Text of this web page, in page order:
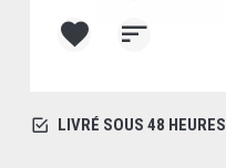
LIVRÉ SOUS 48 HEURES